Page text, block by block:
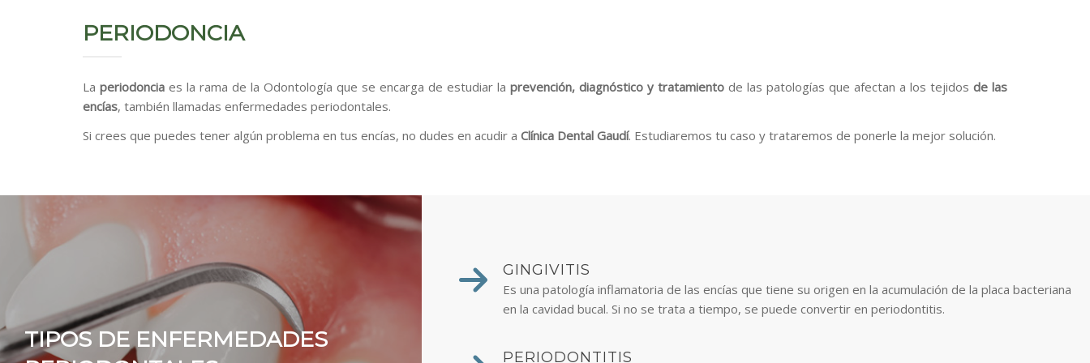
PERIODONCIA
La periodoncia es la rama de la Odontología que se encarga de estudiar la prevención, diagnóstico y tratamiento de las patologías que afectan a los tejidos de las
encías, también llamadas enfermedades periodontales.
Si crees que puedes tener algún problema en tus encías, no dudes en acudir a Clínica Dental Gaudí. Estudiaremos tu caso y trataremos de ponerle la mejor solución.
TIPOS DE ENFERMEDADES
GINGIVITIS
Es una patología inflamatoria de las encías que tiene su origen en la acumulación de la placa bacteriana
en la cavidad bucal. Si no se trata a tiempo, se puede convertir en periodontitis.
PERIODONTITIS